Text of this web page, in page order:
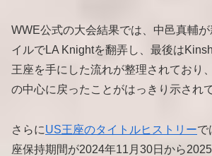
WWE公式の大会結果では、中邑真輔
イルでLA Knightを翻弄し、最後は
王座を手にした流れが整理されており
の中心に戻ったことがはっきり示され
さらにUS王座のタイトルヒストリーで
座保持期間が2024年11月30日から